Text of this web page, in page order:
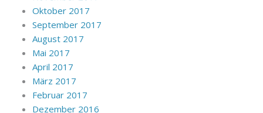
Oktober 2017
September 2017
August 2017
Mai 2017
April 2017
März 2017
Februar 2017
Dezember 2016